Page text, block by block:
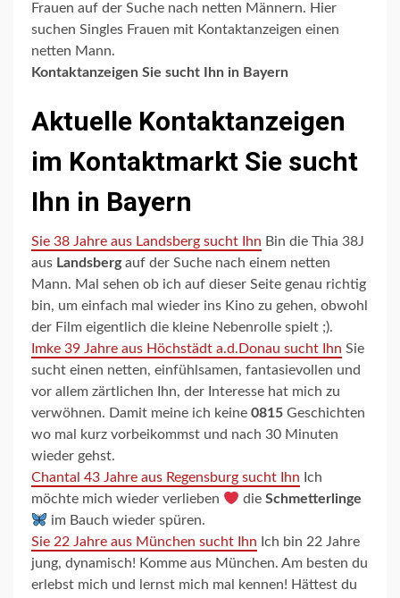
Frauen auf der Suche nach netten Männern. Hier
suchen Singles Frauen mit Kontaktanzeigen einen
netten Mann.
Kontaktanzeigen Sie sucht Ihn in Bayern
Aktuelle Kontaktanzeigen
im Kontaktmarkt Sie sucht
Ihn in Bayern
Sie 38 Jahre aus Landsberg sucht Ihn Bin die Thia 38J
aus Landsbergauf der Suche nach einem netten
Mann. Mal sehen ob ich auf dieser Seite genau richtig
bin, um einfach mal wieder ins Kino zu gehen, obwohl
der Film eigentlich die kleine Nebenrolle spielt ;).
Imke 39 Jahre aus Höchstädt a.d.Donau sucht Ihn Sie
sucht einen netten, einfühlsamen, fantasievollen und
vor allem zärtlichen Ihn, der Interesse hat mich zu
verwöhnen. Damit meine ich keine 0815 Geschichten
wo mal kurz vorbeikommst und nach 30 Minuten
wieder gehst.
Chantal 43 Jahre aus Regensburg sucht Ihn Ich
möchte mich wieder verlieben
dieSchmetterlinge
im Bauch wieder spüren.
Sie 22 Jahre aus München sucht Ihn Ich bin 22 Jahre
jung, dynamisch! Komme aus München. Am besten du
erlebst mich und lernst mich mal kennen! Hättest du